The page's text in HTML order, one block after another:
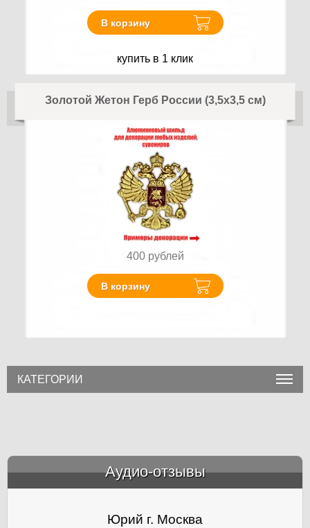
В корзину
купить в 1 клик
Золотой Жетон Герб России (3,5x3,5 см)
400 рублей
В корзину
КАТЕГОРИИ
Аудио-отзывы
Юрий г. Москва